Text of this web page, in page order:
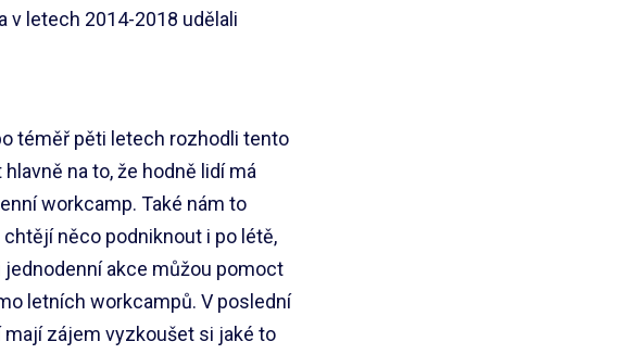
v letech 2014-2018 udělali
téměř pěti letech rozhodli tento
na to, že hodně lidí má
workcamp. Také nám to
něco podniknout i po létě,
akce můžou pomoct
letních workcampů. V poslední
zájem vyzkoušet si jaké to